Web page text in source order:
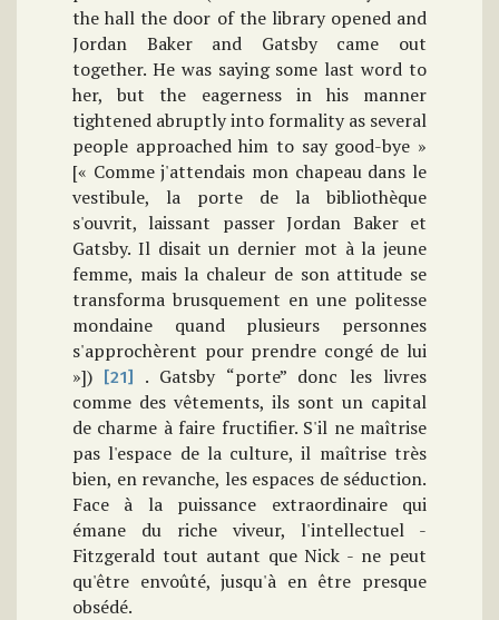
the hall the door of the library opened and
Jordan Baker and Gatsby came out
together. He was saying some last word to
her, but the eagerness in his manner
tightened abruptly into formality as several
people approached him to say good-bye »
[« Comme j'attendais mon chapeau dans le
vestibule, la porte de la bibliothèque
s'ouvrit, laissant passer Jordan Baker et
Gatsby. Il disait un dernier mot à la jeune
femme, mais la chaleur de son attitude se
transforma brusquement en une politesse
mondaine quand plusieurs personnes
s'approchèrent pour prendre congé de lui
»])
[21]
. Gatsby “porte” donc les livres
comme des vêtements, ils sont un capital
de charme à faire fructifier. S'il ne maîtrise
pas l'espace de la culture, il maîtrise très
bien, en revanche, les espaces de séduction.
Face à la puissance extraordinaire qui
émane du riche viveur, l'intellectuel -
Fitzgerald tout autant que Nick - ne peut
qu'être envoûté, jusqu'à en être presque
obsédé.